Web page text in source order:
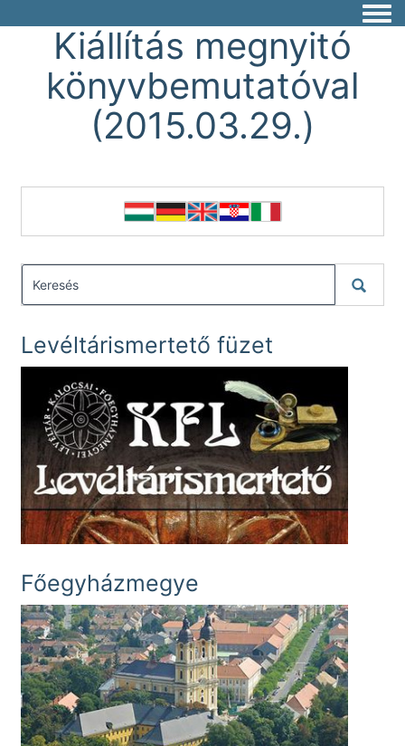
Kiállítás megnyitó
könyvbemutatóval
(2015.03.29.)
Levéltárismertető füzet
Főegyházmegye